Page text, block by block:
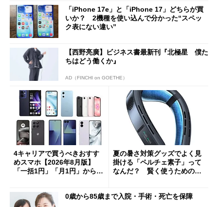
「iPhone 17e」と「iPhone 17」どちらが買
いか？ 2機種を使い込んで分かった“スペッ
ク表にない違い”
【西野亮廣】ビジネス書最新刊『北極星 僕た
ちはどう働くか』
AD（FINCHI on GOETHE）
4キャリアで買うべきおすす
めスマホ【2026年8月版】
「一括1円」「月1円」からお
夏の暑さ対策グッズでよく見
掛ける「ペルチェ素子」って
なんだ？ 賢く使うための注
0歳から85歳まで入院・手術・死亡を保障